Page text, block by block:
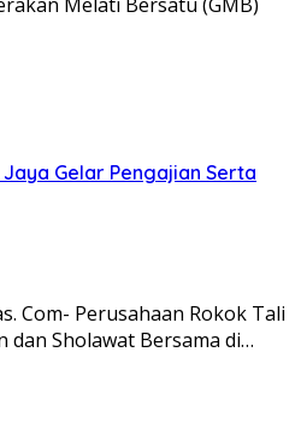
Gelar Pengajian Serta
Com- Perusahaan Rokok Tali
dan Sholawat Bersama di…